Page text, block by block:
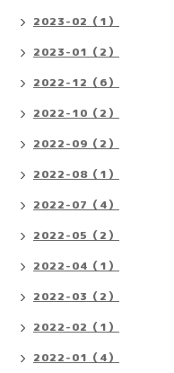
2023-02（1）
2023-01（2）
2022-12（6）
2022-10（2）
2022-09（2）
2022-08（1）
2022-07（4）
2022-05（2）
2022-04（1）
2022-03（2）
2022-02（1）
2022-01（4）